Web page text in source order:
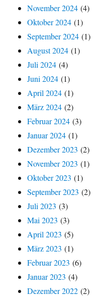
November 2024 (4)
Oktober 2024 (1)
September 2024 (1)
August 2024 (1)
Juli 2024 (4)
Juni 2024 (1)
April 2024 (1)
März 2024 (2)
Februar 2024 (3)
Januar 2024 (1)
Dezember 2023 (2)
November 2023 (1)
Oktober 2023 (1)
September 2023 (2)
Juli 2023 (3)
Mai 2023 (3)
April 2023 (5)
März 2023 (1)
Februar 2023 (6)
Januar 2023 (4)
Dezember 2022 (2)